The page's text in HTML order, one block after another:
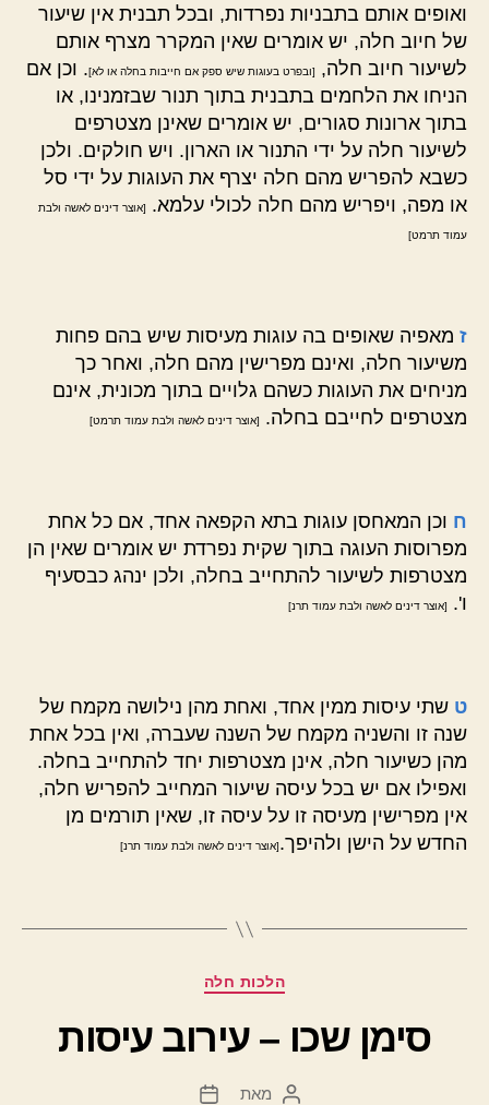
ואופים אותם בתבניות נפרדות, ובכל תבנית אין שיעור
של חיוב חלה, יש אומרים שאין המקרר מצרף אותם
לשיעור חיוב חלה,
[ובפרט בעוגות שיש ספק אם חייבות בחלה או לא]. וכן אם
הניחו את הלחמים בתבנית בתוך תנור שבזמנינו, או
בתוך ארונות סגורים, יש אומרים שאינן מצטרפים
לשיעור חלה על ידי התנור או הארון. ויש חולקים. ולכן
כשבא להפריש מהם חלה יצרף את העוגות על ידי סל
או מפה, ויפריש מהם חלה לכולי עלמא.
[אוצר דינים לאשה ולבת
עמוד תרמט]
ז מאפיה שאופים בה עוגות מעיסות שיש בהם פחות
משיעור חלה, ואינם מפרישין מהם חלה, ואחר כך
מניחים את העוגות כשהם גלויים בתוך מכונית, אינם
מצטרפים לחייבם בחלה.
[אוצר דינים לאשה ולבת עמוד תרמט]
ח וכן המאחסן עוגות בתא הקפאה אחד, אם כל אחת
מפרוסות העוגה בתוך שקית נפרדת יש אומרים שאין הן
מצטרפות לשיעור להתחייב בחלה, ולכן ינהג כבסעיף
ו'.
[אוצר דינים לאשה ולבת עמוד תרנ]
ט שתי עיסות ממין אחד, ואחת מהן נילושה מקמח של
שנה זו והשניה מקמח של השנה שעברה, ואין בכל אחת
מהן כשיעור חלה, אינן מצטרפות יחד להתחייב בחלה.
ואפילו אם יש בכל עיסה שיעור המחייב להפריש חלה,
אין מפרישין מעיסה זו על עיסה זו, שאין תורמים מן
החדש על הישן ולהיפך.[אוצר דינים לאשה ולבת עמוד תרנ]
קטגוריות
הלכות חלה
סימן שכו – עירוב עיסות
המחבר
מאת
תאריך